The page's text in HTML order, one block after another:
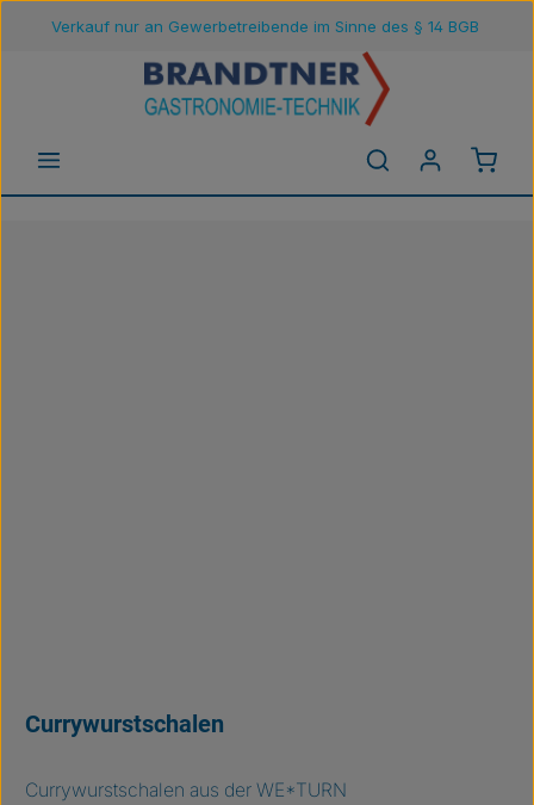
Zum Hauptinhalt springen
Verkauf nur an Gewerbetreibende im Sinne des § 14 BGB
Currywurstschalen
Currywurstschalen aus der WE*TURN